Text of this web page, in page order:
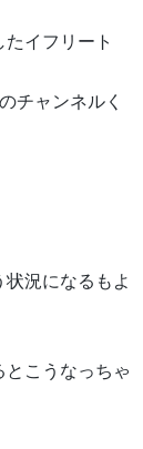
イフリート
チャンネルく
況になるもよ
こうなっちゃ